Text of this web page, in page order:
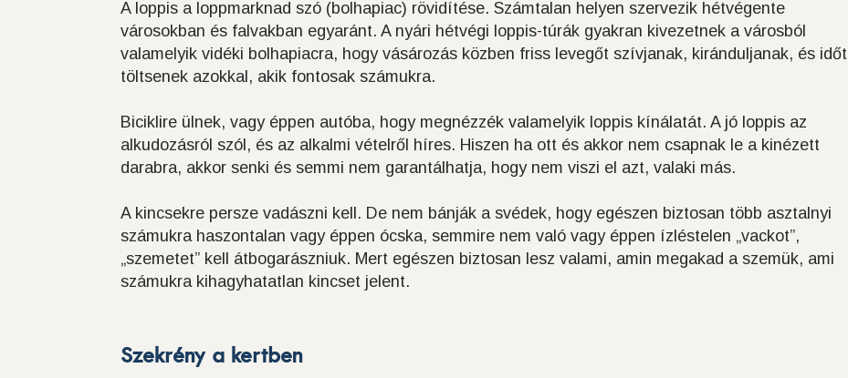
A loppis a loppmarknad szó (bolhapiac) rövidítése. Számtalan helyen szervezik hétvégente
városokban és falvakban egyaránt. A nyári hétvégi loppis-túrák gyakran kivezetnek a városból
valamelyik vidéki bolhapiacra, hogy vásározás közben friss levegőt szívjanak, kiránduljanak, és időt
töltsenek azokkal, akik fontosak számukra.
Biciklire ülnek, vagy éppen autóba, hogy megnézzék valamelyik loppis kínálatát. A jó loppis az
alkudozásról szól, és az alkalmi vételről híres. Hiszen ha ott és akkor nem csapnak le a kinézett
darabra, akkor senki és semmi nem garantálhatja, hogy nem viszi el azt, valaki más.
A kincsekre persze vadászni kell. De nem bánják a svédek, hogy egészen biztosan több asztalnyi
számukra haszontalan vagy éppen ócska, semmire nem való vagy éppen ízléstelen „vackot”,
„szemetet” kell átbogarászniuk. Mert egészen biztosan lesz valami, amin megakad a szemük, ami
számukra kihagyhatatlan kincset jelent.
Szekrény a kertben